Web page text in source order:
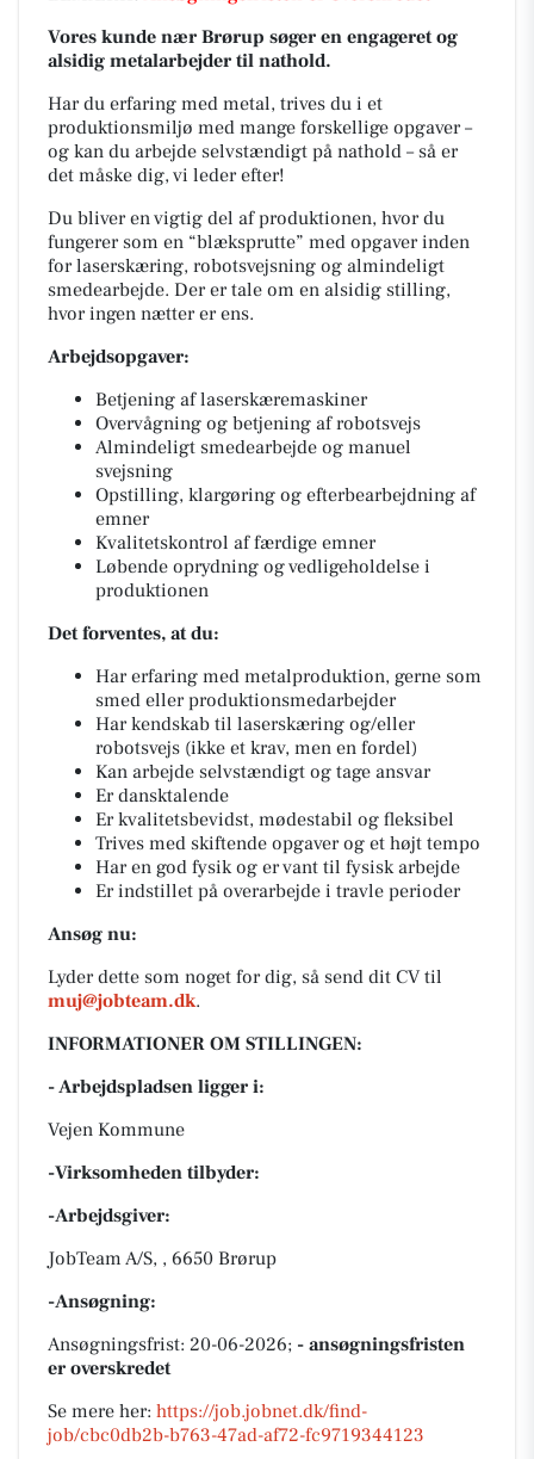
Vores kunde nær Brørup søger en engageret og
alsidig metalarbejder til nathold.
Har du erfaring med metal, trives du i et
produktionsmiljø med mange forskellige opgaver –
og kan du arbejde selvstændigt på nathold – så er
det måske dig, vi leder efter!
Du bliver en vigtig del af produktionen, hvor du
fungerer som en “blæksprutte” med opgaver inden
for laserskæring, robotsvejsning og almindeligt
smedearbejde. Der er tale om en alsidig stilling,
hvor ingen nætter er ens.
Arbejdsopgaver:
Betjening af laserskæremaskiner
Overvågning og betjening af robotsvejs
Almindeligt smedearbejde og manuel
svejsning
Opstilling, klargøring og efterbearbejdning af
emner
Kvalitetskontrol af færdige emner
Løbende oprydning og vedligeholdelse i
produktionen
Det forventes, at du:
Har erfaring med metalproduktion, gerne som
smed eller produktionsmedarbejder
Har kendskab til laserskæring og/eller
robotsvejs (ikke et krav, men en fordel)
Kan arbejde selvstændigt og tage ansvar
Er dansktalende
Er kvalitetsbevidst, mødestabil og fleksibel
Trives med skiftende opgaver og et højt tempo
Har en god fysik og er vant til fysisk arbejde
Er indstillet på overarbejde i travle perioder
Ansøg nu:
Lyder dette som noget for dig, så send dit CV til
muj@jobteam.dk.
INFORMATIONER OM STILLINGEN:
- Arbejdspladsen ligger i:
Vejen Kommune
-Virksomheden tilbyder:
-Arbejdsgiver:
JobTeam A/S, , 6650 Brørup
-Ansøgning:
Ansøgningsfrist: 20-06-2026; - ansøgningsfristen
er overskredet
Se mere her: https://job.jobnet.dk/find-
job/cbc0db2b-b763-47ad-af72-fc9719344123